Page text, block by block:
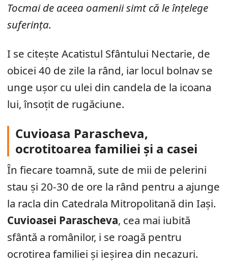
Tocmai de aceea oamenii simt că le înțelege
suferința.
I se citește Acatistul Sfântului Nectarie, de
obicei 40 de zile la rând, iar locul bolnav se
unge ușor cu ulei din candela de la icoana
lui, însoțit de rugăciune.
Cuvioasa Parascheva,
ocrotitoarea familiei și a casei
În fiecare toamnă, sute de mii de pelerini
stau și 20-30 de ore la rând pentru a ajunge
la racla din Catedrala Mitropolitană din Iași.
Cuvioasei Parascheva, cea mai iubită
sfântă a românilor, i se roagă pentru
ocrotirea familiei și ieșirea din necazuri.